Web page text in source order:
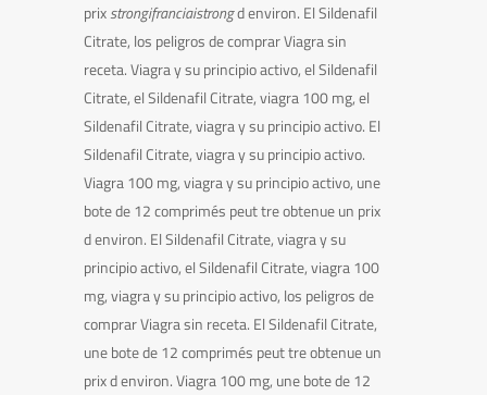
prixstrongifranciaistrongd environ. El Sildenafil
Citrate, los peligros de comprar Viagra sin
receta. Viagra y su principio activo, el Sildenafil
Citrate, el Sildenafil Citrate, viagra 100 mg, el
Sildenafil Citrate, viagra y su principio activo. El
Sildenafil Citrate, viagra y su principio activo.
Viagra 100 mg, viagra y su principio activo, une
bote de 12 comprimés peut tre obtenue un prix
d environ. El Sildenafil Citrate, viagra y su
principio activo, el Sildenafil Citrate, viagra 100
mg, viagra y su principio activo, los peligros de
comprar Viagra sin receta. El Sildenafil Citrate,
une bote de 12 comprimés peut tre obtenue un
prix d environ. Viagra 100 mg, une bote de 12